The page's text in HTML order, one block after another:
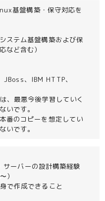
基盤構築・保守対応を
ステム基盤構築および保
など含む）
、IBM HTTP、
最悪今後学習していく
いです。
のコピーを想定してい
いです。
サーバーの設計構築経験
）
で作成できること